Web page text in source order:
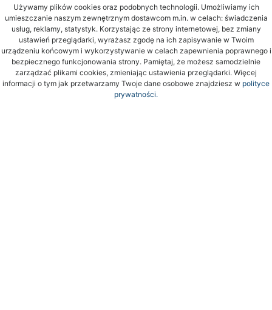
Używamy plików cookies oraz podobnych technologii. Umożliwiamy ich
umieszczanie naszym zewnętrznym dostawcom m.in. w celach: świadczenia
usług, reklamy, statystyk. Korzystając ze strony internetowej, bez zmiany
ustawień przeglądarki, wyrażasz zgodę na ich zapisywanie w Twoim
urządzeniu końcowym i wykorzystywanie w celach zapewnienia poprawnego i
bezpiecznego funkcjonowania strony. Pamiętaj, że możesz samodzielnie
zarządzać plikami cookies, zmieniając ustawienia przeglądarki. Więcej
informacji o tym jak przetwarzamy Twoje dane osobowe znajdziesz w polityce
prywatności.